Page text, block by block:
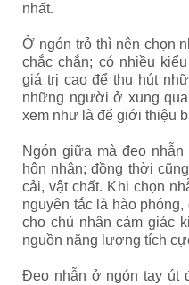
nhất.
Ở ngón trỏ thì nên chọn
chắc chắn; có nhiều
giá trị cao để thu hút
những người ở xung
xem như là để giới thiệu
Ngón giữa mà đeo
hôn nhân; đồng thời
cải, vật chất. Khi chọn
nguyên tắc là hào
cho chủ nhân cảm giác
nguồn năng lượng tích
Đeo nhẫn ở ngón tay út